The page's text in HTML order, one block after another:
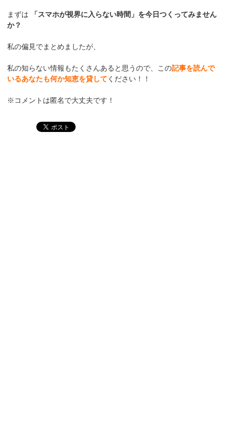
まずは
「スマホが視界に入らない時間」を今日つくってみません
か？
私の偏見でまとめましたが、
私の知らない情報もたくさんあると思うので、この記事を読んで
いるあなたも何か知恵を貸して ください！！
※コメントは匿名で大丈夫です！